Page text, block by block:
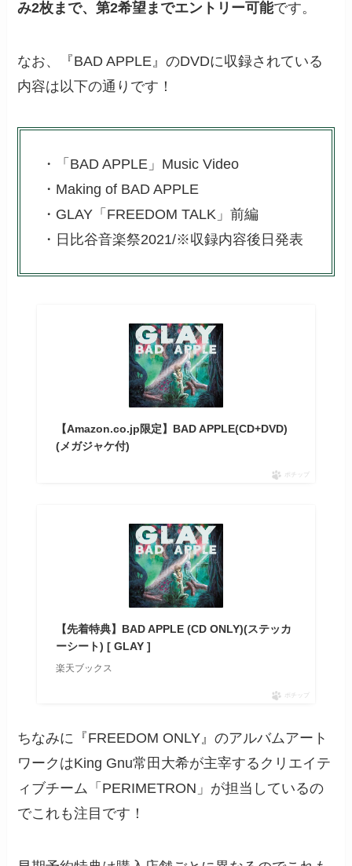
み2枚まで、第2希望までエントリー可能です。
なお、『BAD APPLE』のDVDに収録されている
内容は以下の通りです！
・「BAD APPLE」Music Video
・Making of BAD APPLE
・GLAY「FREEDOM TALK」前編
・日比谷音楽祭2021/※収録内容後日発表
【Amazon.co.jp限定】BAD APPLE(CD+DVD)
(メガジャケ付)
ポチップ
【先着特典】BAD APPLE (CD ONLY)(ステッカ
ーシート) [ GLAY ]
楽天ブックス
ポチップ
ちなみに『FREEDOM ONLY』のアルバムアート
ワークはKing Gnu常田大希が主宰するクリエイテ
ィブチーム「PERIMETRON」が担当しているの
でこれも注目です！